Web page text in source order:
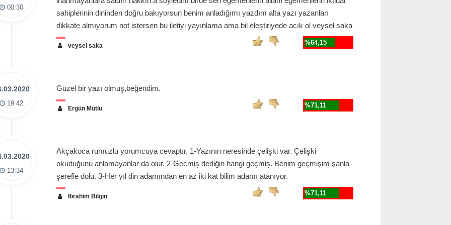
00:30
sahiplerinin dininden doğru bakıyorsun benim anladığımı yazdım alta yazı yazanları
dikkate almıyorum not istersen bu iletiyi yayınlama ama bil eleştiriyede acık ol veysel saka
%64,15
veysel saka
19:42
Güzel bir yazı olmuş,beğendim.
%71,11
Ergün Mutlu
13:34
Akçakoca rumuzlu yorumcuya cevaptır. 1-Yazının neresinde çelişki var. Çelişki
okuduğunu anlamayanlar da olur. 2-Gecmiş dediğin hangi geçmiş. Benim geçmişim şanla
şerefle dolu. 3-Her yıl din adamından en az iki kat bilim adamı atanıyor.
%71,11
İbrahim Bilgin